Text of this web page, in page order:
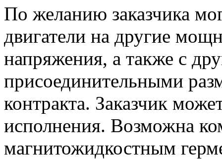
По желанию заказчика
двигатели на другие
напряжения, а также с
присоединительными
контракта. Заказчик
исполнения. Возможна
магнитожидкостным